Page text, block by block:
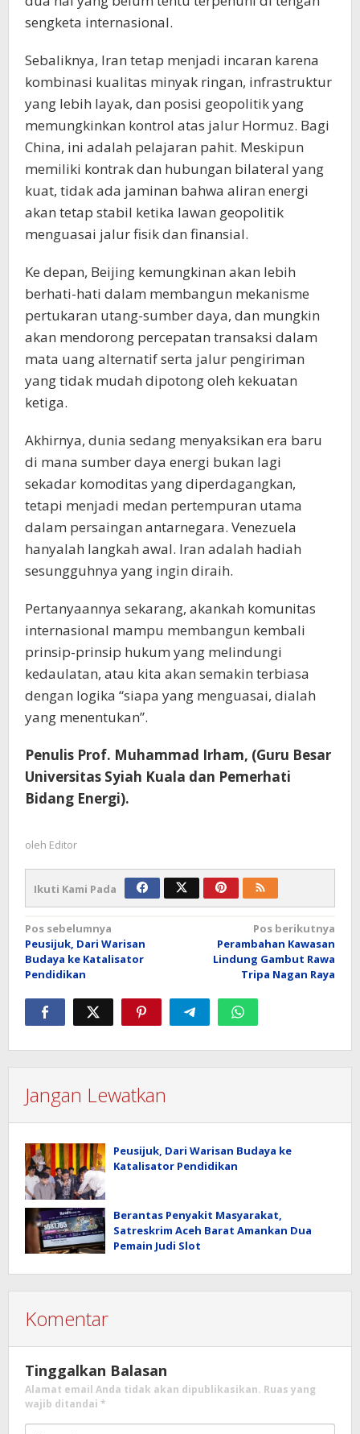
sengketa internasional.
Sebaliknya, Iran tetap menjadi incaran karena
kombinasi kualitas minyak ringan, infrastruktur
yang lebih layak, dan posisi geopolitik yang
memungkinkan kontrol atas jalur Hormuz. Bagi
China, ini adalah pelajaran pahit. Meskipun
memiliki kontrak dan hubungan bilateral yang
kuat, tidak ada jaminan bahwa aliran energi
akan tetap stabil ketika lawan geopolitik
menguasai jalur fisik dan finansial.
Ke depan, Beijing kemungkinan akan lebih
berhati-hati dalam membangun mekanisme
pertukaran utang-sumber daya, dan mungkin
akan mendorong percepatan transaksi dalam
mata uang alternatif serta jalur pengiriman
yang tidak mudah dipotong oleh kekuatan
ketiga.
Akhirnya, dunia sedang menyaksikan era baru
di mana sumber daya energi bukan lagi
sekadar komoditas yang diperdagangkan,
tetapi menjadi medan pertempuran utama
dalam persaingan antarnegara. Venezuela
hanyalah langkah awal. Iran adalah hadiah
sesungguhnya yang ingin diraih.
Pertanyaannya sekarang, akankah komunitas
internasional mampu membangun kembali
prinsip-prinsip hukum yang melindungi
kedaulatan, atau kita akan semakin terbiasa
dengan logika “siapa yang menguasai, dialah
yang menentukan”.
Penulis Prof. Muhammad Irham, (Guru Besar
Universitas Syiah Kuala dan Pemerhati
Bidang Energi).
oleh Editor
Ikuti Kami Pada
Navigasi
pos
Pos sebelumnya
Peusijuk, Dari Warisan
Budaya ke Katalisator
Pendidikan
Pos berikutnya
Perambahan Kawasan
Lindung Gambut Rawa
Tripa Nagan Raya
Jangan Lewatkan
Peusijuk, Dari Warisan Budaya ke
Katalisator Pendidikan
Berantas Penyakit Masyarakat,
Satreskrim Aceh Barat Amankan Dua
Pemain Judi Slot
Komentar
Tinggalkan Balasan
Alamat email Anda tidak akan dipublikasikan. Ruas yang
wajib ditandai *